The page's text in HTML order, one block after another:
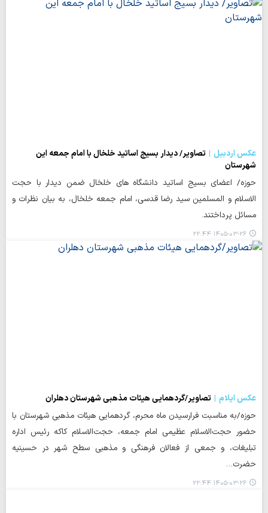
عکس اردبیل
تصاویر/ دیدار بسیج اساتید خلخال با امام جمعه این
شهرستان
حوزه/ اعضای بسیج اساتید دانشگاه های خلخال ضمن دیدار با حجت
الاسلام و المسلمین سید رضا قدسی، امام جمعه خلخال، به بیان نظرات و
مسائل پرداختند.
۱۴۰۵-۰۳-۲۶ ۲۲:۴۴
عکس ایلام
تصاویر/گردهمایی هیئات مذهبی شهرستان دهلران
حوزه/به مناسبت فرارسیدن ماه محرم، گردهمایی هیئات مذهبی شهرستان با
حضور حجت‌الاسلام عظیمی امام جمعه، حجت‌الاسلام کاکه رئیس اداره
تبلیغات، و جمعی از فعالان فرهنگی و مذهبی سطح شهر در حسینیه
حضرت…
۱۴۰۵-۰۳-۲۶ ۲۲:۴۴